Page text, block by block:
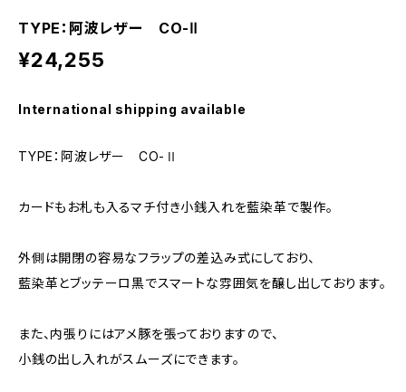
TYPE：阿波レザー CO-Ⅱ
¥24,255
International shipping available
TYPE：阿波レザー CO-Ⅱ
カードもお札も入るマチ付き小銭入れを藍染革で製作。
外側は開閉の容易なフラップの差込み式にしており、
藍染革とブッテーロ黒でスマートな雰囲気を醸し出しております。
また、内張りにはアメ豚を張っておりますので、
小銭の出し入れがスムーズにできます。